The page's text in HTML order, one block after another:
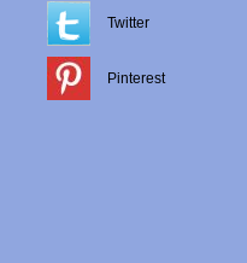
Twitter
Pinterest